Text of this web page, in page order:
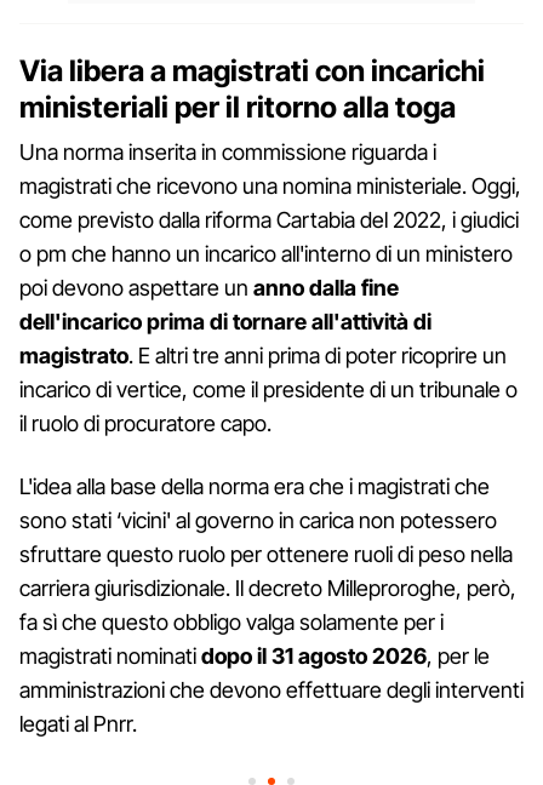
Via libera a magistrati con incarichi
ministeriali per il ritorno alla toga
Una norma inserita in commissione riguarda i
magistrati che ricevono una nomina ministeriale. Oggi,
come previsto dalla riforma Cartabia del 2022, i giudici
o pm che hanno un incarico all'interno di un ministero
poi devono aspettare un anno dalla fine
dell'incarico prima di tornare all'attività di
magistrato. E altri tre anni prima di poter ricoprire un
incarico di vertice, come il presidente di un tribunale o
il ruolo di procuratore capo.
L'idea alla base della norma era che i magistrati che
sono stati ‘vicini' al governo in carica non potessero
sfruttare questo ruolo per ottenere ruoli di peso nella
carriera giurisdizionale. Il decreto Milleproroghe, però,
fa sì che questo obbligo valga solamente per i
magistrati nominatidopo il 31 agosto 2026, per le
amministrazioni che devono effettuare degli interventi
legati al Pnrr.